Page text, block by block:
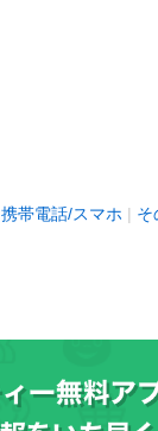
携帯電話/スマホ そ